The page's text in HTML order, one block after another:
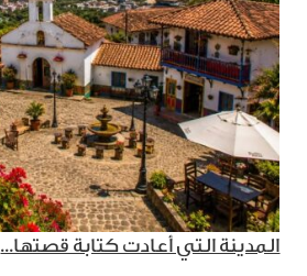
المدينة التي أعادت كتابة قصتها...